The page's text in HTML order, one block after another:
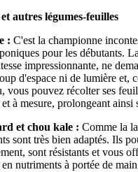
autres légumes-feuilles
: C'est la championne
pour les débutants.
impressionnante, ne
d'espace ni de lumière et,
vous pouvez récolter ses
à mesure, prolongeant ainsi
et chou kale : Comme la
sont très bien adaptés. Ils
sont résistants et vous
nutriments à portée de